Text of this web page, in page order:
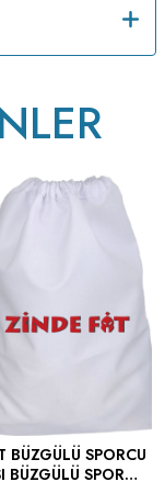
BÜZGÜLÜ SPORCU
BÜZGÜLÜ SPOR